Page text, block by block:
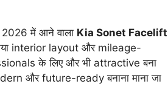
में आने वाला Kia Sonet Facelift
interior layout और mileage-
के लिए और भी attractive बना
और future-ready बनाना माना जा